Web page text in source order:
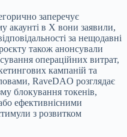
заперечує
акаунті в X вони заявили,
за нещодавні
також анонсували
операційних витрат,
кампаній та
RaveDAO розглядає
блокування токенів,
ефективнісними
з розвитком